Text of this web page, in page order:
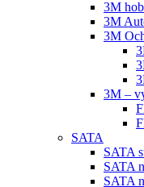
3M
3M
3M
3M –
SATA
SATA
SATA
SATA